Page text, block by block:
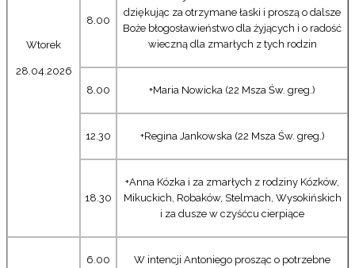
Wtorek
28.04.2026
8.00
dziękując za otrzymane łaski i proszą o dalsze
Boże błogosławieństwo dla żyjących i o radość
wieczną dla zmarłych z tych rodzin
8.00 +Maria Nowicka (22 Msza Św. greg.)
12.30 +Regina Jankowska (22 Msza Św. greg.)
18.30
+Anna Kózka i za zmarłych z rodziny Kózków,
Mikuckich, Robaków, Stelmach, Wysokińskich
i za dusze w czyśćcu cierpiące
6.00 W intencji Antoniego prosząc o potrzebne